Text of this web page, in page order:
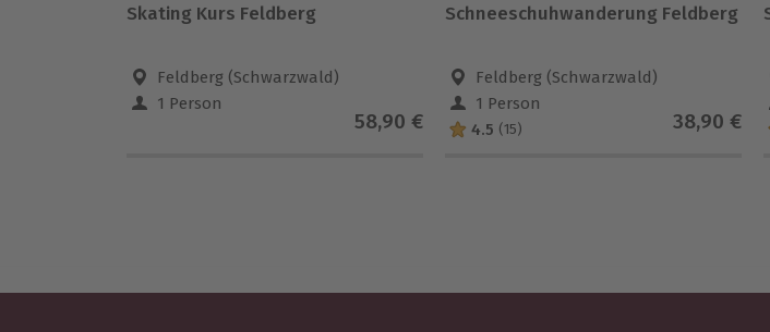
Skating Kurs Feldberg
Feldberg (Schwarzwald)
1 Person
58,90 €
Schneeschuhwanderung Feldberg
Feldberg (Schwarzwald)
1 Person
4.5 (15) 38,90 €